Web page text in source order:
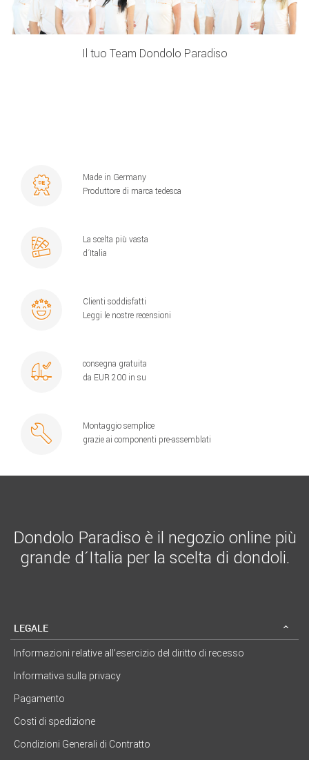
Il tuo Team Dondolo Paradiso
Made in Germany
Produttore di marca tedesca
La scelta più vasta
d´Italia
Clienti soddisfatti
Leggi le nostre recensioni
consegna gratuita
da EUR 200 in su
Montaggio semplice
grazie ai componenti pre-assemblati
Dondolo Paradiso è il negozio online più
grande d´Italia per la scelta di dondoli.
LEGALE
Informazioni relative all’esercizio del diritto di recesso
Informativa sulla privacy
Pagamento
Costi di spedizione
Condizioni Generali di Contratto